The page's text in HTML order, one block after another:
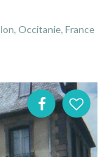
Occitanie, France